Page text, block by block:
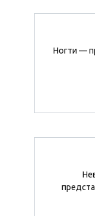
Ногти —